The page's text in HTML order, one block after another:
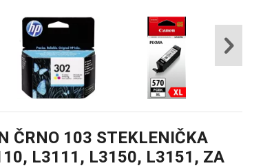
ČRNO 103 STEKLENIČKA
L3111, L3150, L3151, ZA